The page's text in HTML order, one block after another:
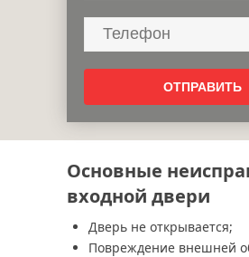
Основные
входной двери
Дверь не открывается;
Повреждение внешней